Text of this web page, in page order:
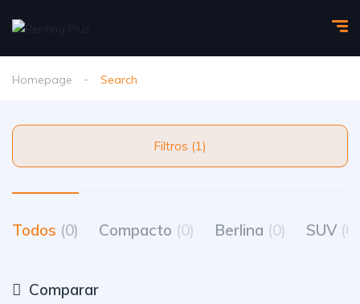
Homepage Search
Filtros (1)
Todos (0) Compacto (0) Berlina (0) SUV (0)
Comparar